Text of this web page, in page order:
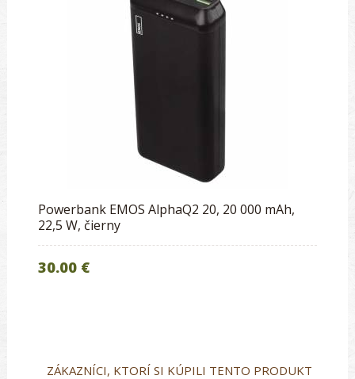
Powerbank EMOS AlphaQ2 20, 20 000 mAh,
22,5 W, čierny
30.00 €
ZÁKAZNÍCI, KTORÍ SI KÚPILI TENTO PRODUKT